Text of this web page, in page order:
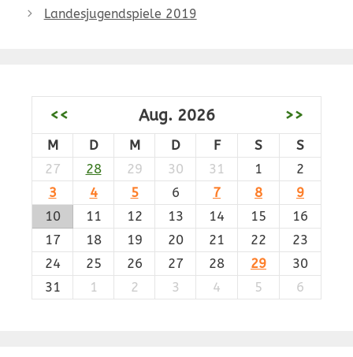
Landesjugendspiele 2019
<< Aug. 2026 >>
M D M D F S
S
27
28 29 30 31 1
2
3
4 5 6 7 8
9
10
11 12 13 14 15
16
17
18 19 20 21 22
23
24
25 26 27 28 29
30
31
1 2 3 4 5 6